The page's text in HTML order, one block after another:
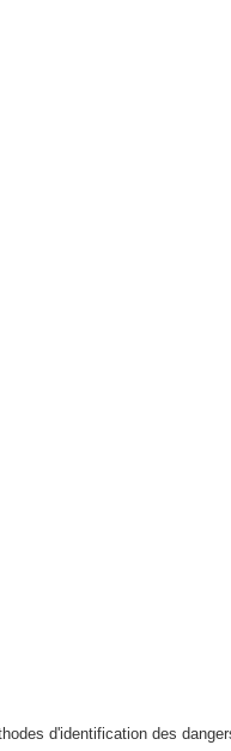
d'identification des